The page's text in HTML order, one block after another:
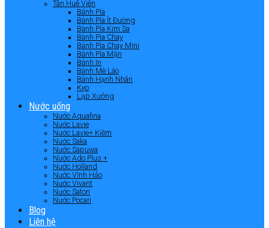
Tân Huê Viên
Bánh Pía
Bánh Pía Ít Đường
Bánh Pía Kim Sa
Bánh Pía Chay
Bánh Pía Chay Mini
Bánh Pía Mặn
Bánh In
Bánh Mè Láo
Bánh Hạnh Nhân
Kẹo
Lạp Xưởng
Nước uống
Nước Aquafina
Nước Lavie
Nước Lavie+ Kiềm
Nước Saka
Nước Sapuwa
Nước Ado Plus +
Nước Holland
Nước Vĩnh Hảo
Nước Vivant
Nước Satori
Nước Pocari
Blog
Liên hệ